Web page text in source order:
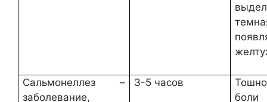
Сальмонеллез –
заболевание,
3-5 часов
боли